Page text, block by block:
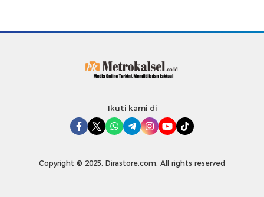
Ikuti kami di
Copyright © 2025. Dirastore.com. All rights reserved